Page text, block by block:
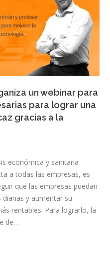
un webinar para
para lograr una
gracias a la
económica y sanitaria
a todas las empresas, es
que las empresas puedan
y aumentar su
rentables. Para lograrlo, la
de…